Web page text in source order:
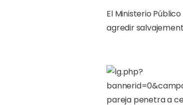
El Ministerio Público
agredir